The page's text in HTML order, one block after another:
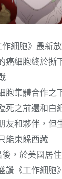
細胞》最新
癌細胞終於撕
胞集體合作之
死之前還和白
友和夥伴，但
能東躲西藏
，於美國居
讚《工作細胞